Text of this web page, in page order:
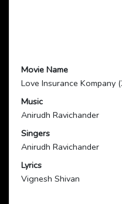
Movie Name
Love Insurance
Music
Anirudh Ravichander
Singers
Anirudh Ravichander
Lyrics
Vignesh Shivan